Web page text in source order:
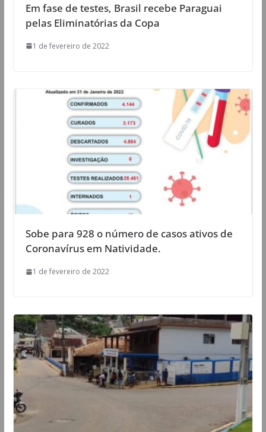
Em fase de testes, Brasil recebe Paraguai
pelas Eliminatórias da Copa
1 de fevereiro de 2022
Sobe para 928 o número de casos ativos de
Coronavírus em Natividade.
1 de fevereiro de 2022